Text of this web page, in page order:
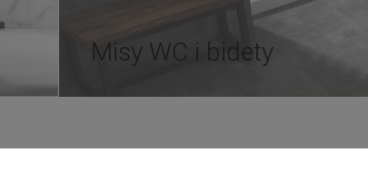
Misy WC i bidety